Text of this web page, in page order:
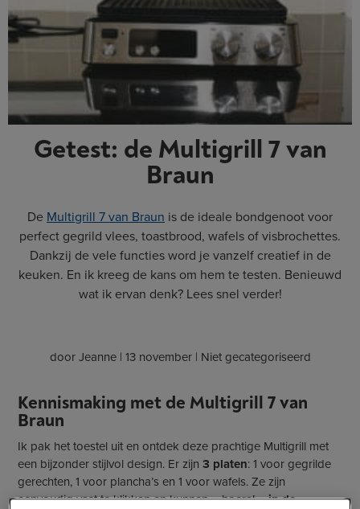
Getest: de Multigrill 7 van
Braun
De Multigrill 7 van Braun is de ideale bondgenoot voor
perfect gegrild vlees, toastbrood, wafels of visbrochettes.
Dankzij de vele functies word je vanzelf creatief in de
keuken. En ik kreeg de kans om hem te testen. Benieuwd
wat ik ervan denk? Lees snel verder!
doorJeanne| 13 november| Niet gecategoriseerd
Kennismaking met de Multigrill 7 van
Braun
Ik pak het toestel uit en ontdek deze prachtige Multigrill met
een bijzonder stijlvol design. Er zijn3 platen: 1 voor gegrilde
gerechten, 1 voor plancha’s en 1 voor wafels. Ze zijn
eenvoudig vast te klikken en kunnen – hoera! –in de